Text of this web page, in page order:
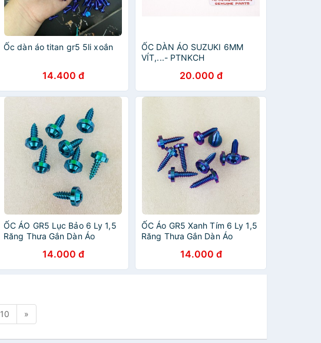
Ốc dàn áo titan gr5 5li xoắn
14.400 đ
ỐC DÀN ÁO SUZUKI 6MM
VÍT,...- PTNKCH
20.000 đ
ỐC ÁO GR5 Lục Bảo 6 Ly 1,5
Răng Thưa Gắn Dàn Áo
14.000 đ
ỐC Áo GR5 Xanh Tím 6 Ly 1,5
Răng Thưa Gắn Dàn Áo
14.000 đ
10 »